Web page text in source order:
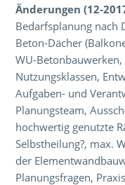
Änderungen (12-
Bedarfsplanung nach
Beton-Dächer
WU-
Nutzungsklassen,
Aufgaben- und
Planungsteam,
hochwertig genutzte
Selbstheilung?, max.
der
Planungsfragen,